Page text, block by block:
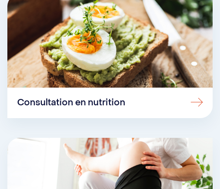
Consultation en nutrition